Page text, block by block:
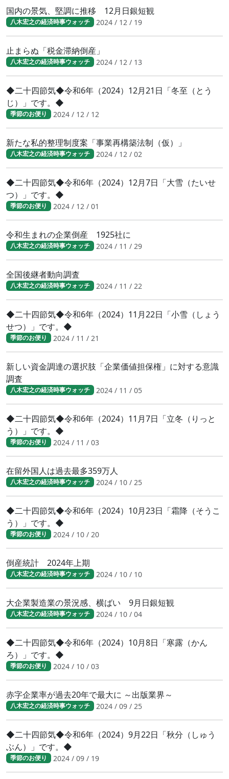
国内の景気、堅調に推移 12月日銀短観
八木宏之の経済時事ウォッチ 2024 / 12 / 19
止まらぬ「税金滞納倒産」
八木宏之の経済時事ウォッチ 2024 / 12 / 13
◆二十四節気◆令和6年（2024）12月21日「冬至（とう
じ）」です。◆
季節のお便り 2024 / 12 / 12
新たな私的整理制度案「事業再構築法制（仮）」
八木宏之の経済時事ウォッチ 2024 / 12 / 02
◆二十四節気◆令和6年（2024）12月7日「大雪（たいせ
つ）」です。◆
季節のお便り 2024 / 12 / 01
令和生まれの企業倒産 1925社に
八木宏之の経済時事ウォッチ 2024 / 11 / 29
全国後継者動向調査
八木宏之の経済時事ウォッチ 2024 / 11 / 22
◆二十四節気◆令和6年（2024）11月22日「小雪（しょう
せつ）」です。◆
季節のお便り 2024 / 11 / 21
新しい資金調達の選択肢「企業価値担保権」に対する意識
調査
八木宏之の経済時事ウォッチ 2024 / 11 / 05
◆二十四節気◆令和6年（2024）11月7日「立冬（りっと
う）」です。◆
季節のお便り 2024 / 11 / 03
在留外国人は過去最多359万人
八木宏之の経済時事ウォッチ 2024 / 10 / 25
◆二十四節気◆令和6年（2024）10月23日「霜降（そうこ
う）」です。◆
季節のお便り 2024 / 10 / 20
倒産統計 2024年上期
八木宏之の経済時事ウォッチ 2024 / 10 / 10
大企業製造業の景況感、横ばい 9月日銀短観
八木宏之の経済時事ウォッチ 2024 / 10 / 04
◆二十四節気◆令和6年（2024）10月8日「寒露（かん
ろ）」です。◆
季節のお便り 2024 / 10 / 03
赤字企業率が過去20年で最大に ～出版業界～
八木宏之の経済時事ウォッチ 2024 / 09 / 25
◆二十四節気◆令和6年（2024）9月22日「秋分（しゅう
ぶん）」です。◆
季節のお便り 2024 / 09 / 19